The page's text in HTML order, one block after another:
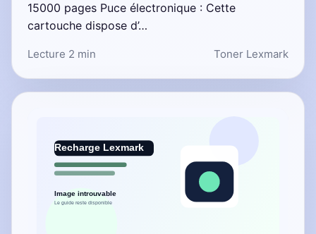
15000 pages Puce électronique : Cette
cartouche dispose d’…
Lecture 2 min Toner Lexmark